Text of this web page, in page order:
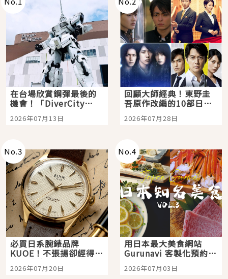
在台場欣賞鋼彈最後的
機會！「DiverCity
Tokyo Plaza」搭船、
購物、美食及夜景，一
2026年07月13日
回顧大師經典！東野圭
吾原作改編的10部日本
影視作品推薦
2026年07月28日
No.3
必買日系腕錶品牌
KUOE！不張揚卻經得起
時間洗鍊的經典之作五
選
2026年07月20日
No.4
用日本最大美食網站
Gurunavi 客製化預約九
大都市餐廳，打造專屬
美食體驗！
2026年07月03日